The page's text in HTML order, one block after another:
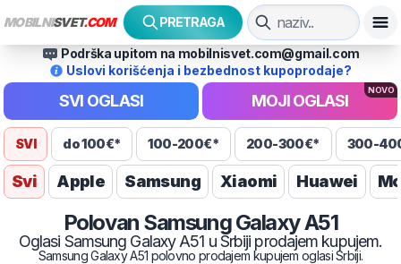
MOBILNISVET.COM PRETRAGA
Podrška upitom na mobilnisvet.com@gmail.com
Uslovi korišćenja i bezbednost kupoprodaje?
SVI OGLASI
NOVO
MOJI OGLASI
SVI do 100€* 100-200€* 200-300€* 300-
Svi Apple Samsung Xiaomi Huawei
Polovan Samsung Galaxy A51
Oglasi Samsung Galaxy A51 u Srbiji prodajem kupujem.
SamsungGalaxy A51 polovno prodajem kupujem oglasi Srbiji.